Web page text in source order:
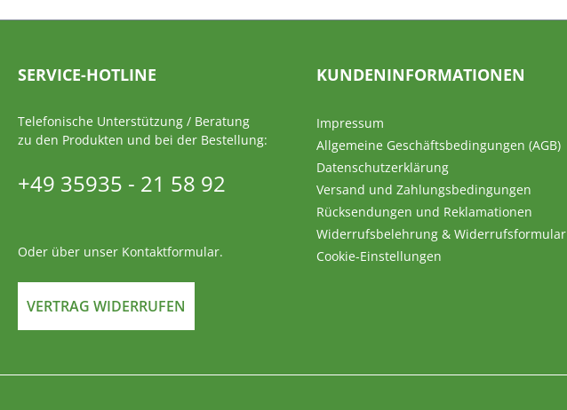
SERVICE-HOTLINE
Telefonische Unterstützung / Beratung
zu den Produkten und bei der Bestellung:
+49 35935 - 21 58 92
Oder über unser Kontaktformular.
VERTRAG WIDERRUFEN
KUNDENINFORMATIONEN
Impressum
Allgemeine Geschäftsbedingungen (AGB)
Datenschutzerklärung
Versand und Zahlungsbedingungen
Rücksendungen und Reklamationen
Widerrufsbelehrung & Widerrufsformular
Cookie-Einstellungen